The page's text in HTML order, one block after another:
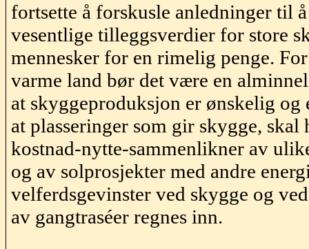
fortsette å forskusle anledninger til
vesentlige tilleggsverdier for store
mennesker for en rimelig penge.
varme land bør det være en
at skyggeproduksjon er ønskelig
at plasseringer som gir skygge,
kostnad-nytte-sammenlikner av
og av solprosjekter med andre
velferdsgevinster ved skygge og
av gangtraséer regnes inn.